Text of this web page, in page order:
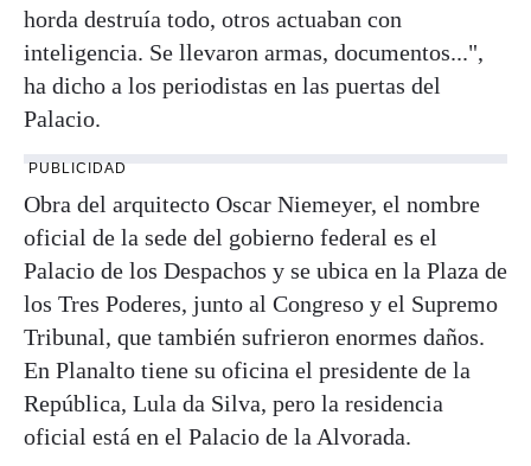
horda destruía todo, otros actuaban con
inteligencia. Se llevaron armas, documentos...",
ha dicho a los periodistas en las puertas del
Palacio.
PUBLICIDAD
Obra del arquitecto Oscar Niemeyer, el nombre
oficial de la sede del gobierno federal es el
Palacio de los Despachos y se ubica en la Plaza de
los Tres Poderes, junto al Congreso y el Supremo
Tribunal, que también sufrieron enormes daños.
En Planalto tiene su oficina el presidente de la
República, Lula da Silva, pero la residencia
oficial está en el Palacio de la Alvorada.